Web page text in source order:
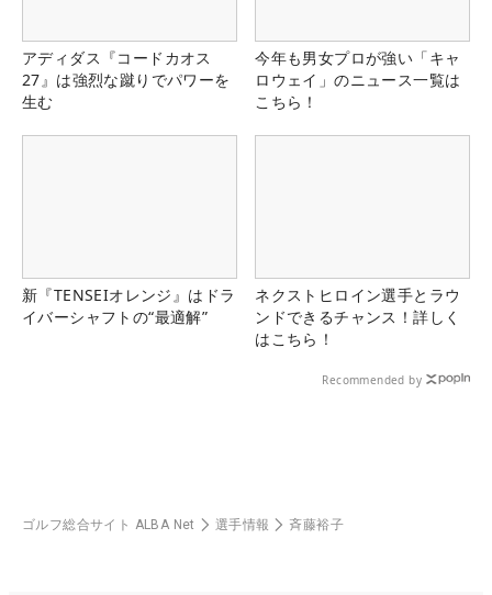
アディダス『コードカオス
27』は強烈な蹴りでパワーを
生む
今年も男女プロが強い「キャ
ロウェイ」のニュース一覧は
こちら！
新『TENSEIオレンジ』はドラ
イバーシャフトの“最適解”
ネクストヒロイン選手とラウ
ンドできるチャンス！詳しく
はこちら！
Recommended by
ゴルフ総合サイト ALBA Net 選手情報 斉藤裕子